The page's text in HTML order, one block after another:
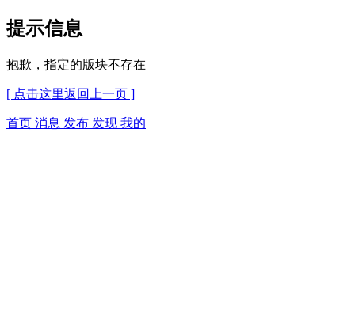
提示信息
抱歉，指定的版块不存在
[ 点击这里返回上一页 ]
首页 消息 发布 发现 我的